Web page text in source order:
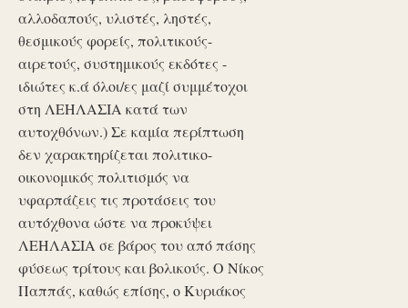
αλλοδαπούς, υλιστές, ληστές,
θεσμικούς φορείς, πολιτικούς-
αιρετούς, συστημικούς εκδότες -
ιδιώτες κ.ά όλοι/ες μαζί συμμέτοχοι
στη ΛΕΗΛΑΣΙΑ κατά των
αυτοχθόνων.) Σε καμία περίπτωση
δεν χαρακτηρίζεται πολιτικο-
οικονομικός πολιτισμός να
υφαρπάζεις τις προτάσεις του
αυτόχθονα ώστε να προκύψει
ΛΕΗΛΑΣΙΑ σε βάρος του από πάσης
φύσεως τρίτους και βολικούς. Ο Νίκος
Παππάς, καθώς επίσης, ο Κυριάκος